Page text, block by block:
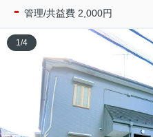
- 管理/共益費 2,000円
1 /4